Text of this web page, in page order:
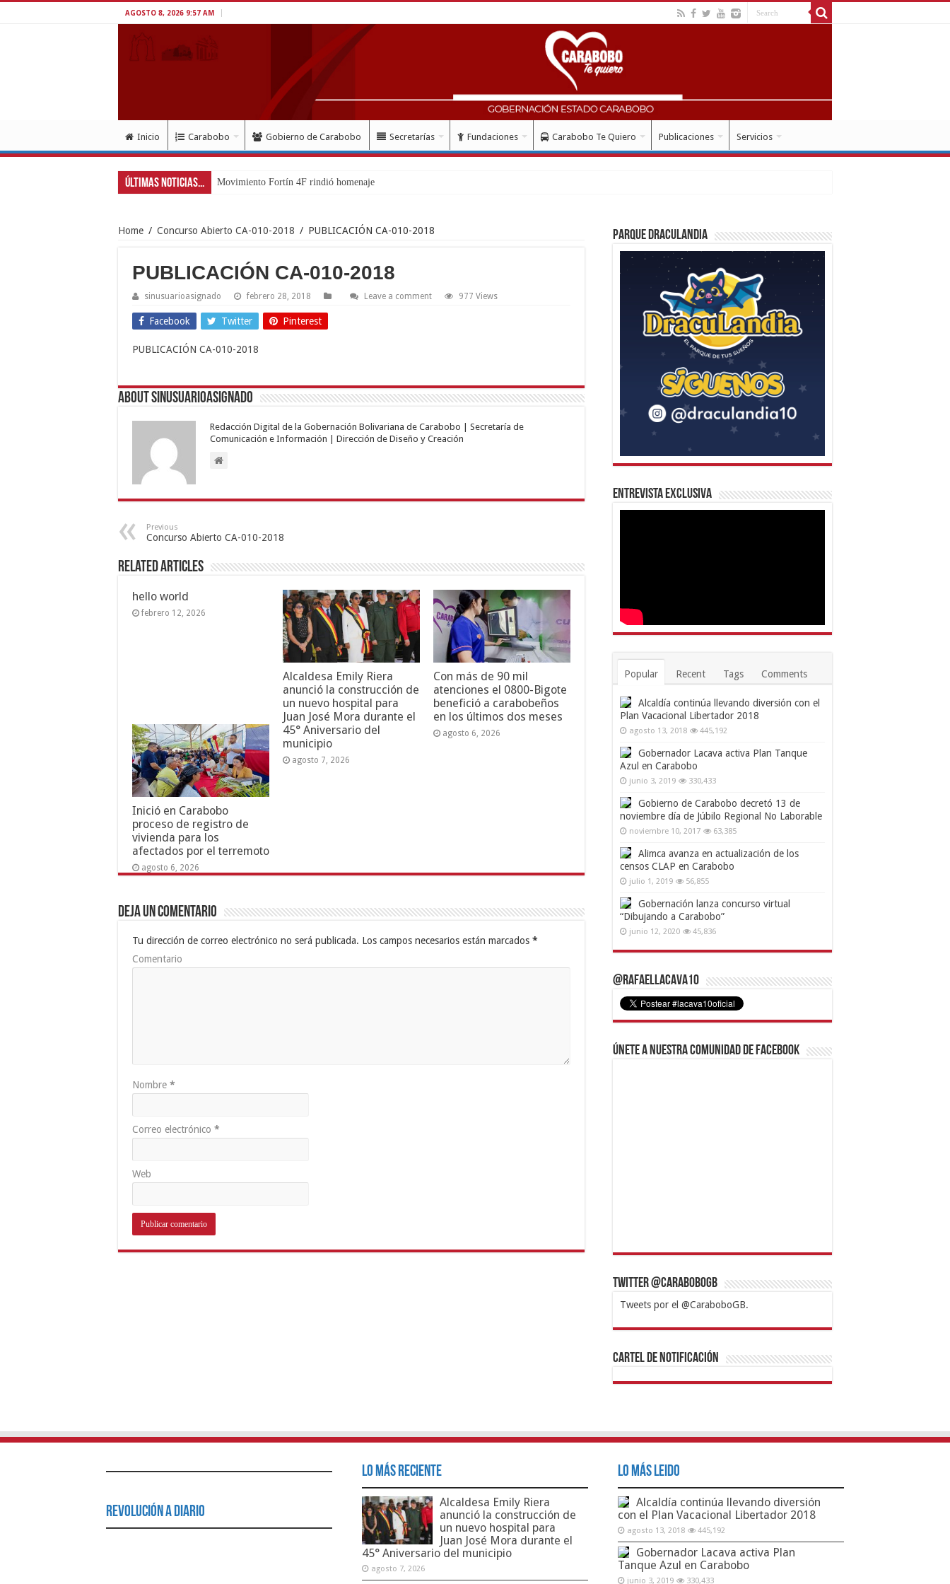
AGOSTO 8, 2026 9:57 AM
Inicio Carabobo Gobierno de Carabobo Secretarías Fundaciones Carabobo Te Quiero Publicaciones Servicios
Últimas Noticias... Movimiento Fortín 4F rindió homenaje al Libertador Si
Home / Concurso Abierto CA-010-2018 / PUBLICACIÓN CA-010-2018
PUBLICACIÓN CA-010-2018
sinusuarioasignado febrero 28, 2018 Leave a comment 977 Views
Facebook Twitter Pinterest
PUBLICACIÓN CA-010-2018
About sinusuarioasignado
Redacción Digital de la Gobernación Bolivariana de Carabobo | Secretaría de
Comunicación e Información | Dirección de Diseño y Creación
Previous
Concurso Abierto CA-010-2018
Related Articles
hello world
febrero 12, 2026
Alcaldesa Emily Riera
anunció la construcción de
un nuevo hospital para
Juan José Mora durante el
45° Aniversario del
municipio
agosto 7, 2026
Con más de 90 mil
atenciones el 0800-Bigote
benefició a carabobeños
en los últimos dos meses
agosto 6, 2026
Inició en Carabobo
proceso de registro de
vivienda para los
afectados por el terremoto
agosto 6, 2026
Deja un comentario
Tu dirección de correo electrónico no será publicada. Los campos necesarios están marcados *
Comentario
Nombre *
Correo electrónico *
Web
Parque Draculandia
Entrevista Exclusiva
Popular Recent Tags Comments
Alcaldía continúa llevando diversión con el
Plan Vacacional Libertador 2018
agosto 13, 2018 445,192
Gobernador Lacava activa Plan Tanque
Azul en Carabobo
junio 3, 2019 330,433
Gobierno de Carabobo decretó 13 de
noviembre día de Júbilo Regional No Laborable
noviembre 10, 2017 63,385
Alimca avanza en actualización de los
censos CLAP en Carabobo
julio 1, 2019 56,855
Gobernación lanza concurso virtual
“Dibujando a Carabobo”
junio 12, 2020 45,836
@RafaelLacava10
Únete a nuestra comunidad de Facebook
Twitter @CaraboboGB
Tweets por el @CaraboboGB.
1xbetBetturkeyBetistKralbetSupertotobetTipobet
https://mvbcasino.com/
Cartel de Notificación
Revolución a Diario
Lo Más Reciente
Alcaldesa Emily Riera
anunció la construcción de
un nuevo hospital para
Juan José Mora durante el
45° Aniversario del municipio
agosto 7, 2026
Lo Más Leido
Alcaldía continúa llevando diversión
con el Plan Vacacional Libertador 2018
agosto 13, 2018 445,192
Gobernador Lacava activa Plan
Tanque Azul en Carabobo
junio 3, 2019 330,433